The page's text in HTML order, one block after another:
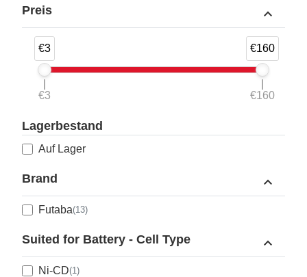
Preis expand_less
€3 €160
€3 €160
Lagerbestand
Auf Lager
Brand expand_less
Futaba(13)
Suited for Battery - Cell Type expand_less
Ni-CD(1)